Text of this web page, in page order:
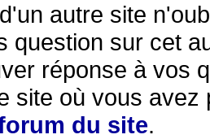
autre site
question sur cet
réponse à vos
site où vous
du site.